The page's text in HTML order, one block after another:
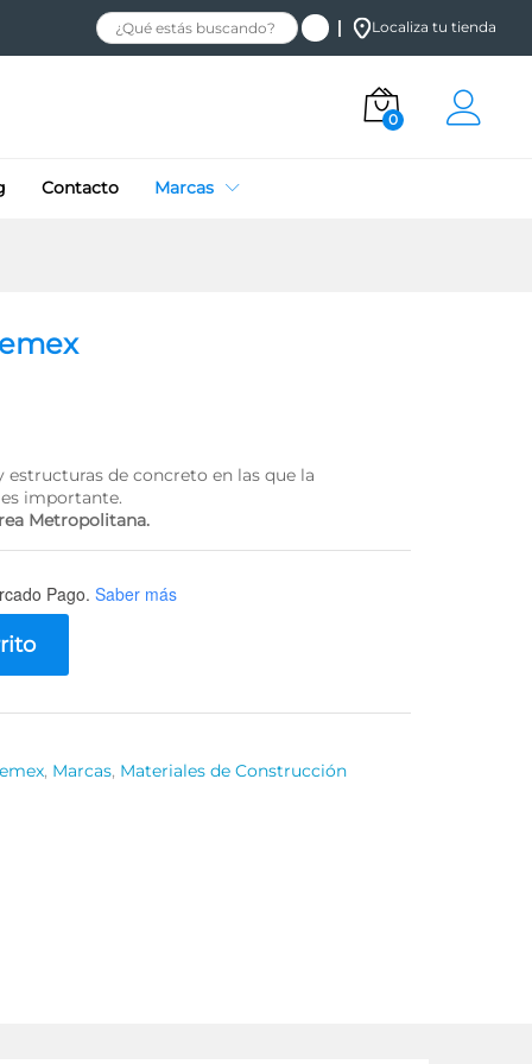
Localiza tu tienda
0
Contacto Marcas
de concreto en las que la
importante.
Metropolitana.
Pago. Saber más
, Marcas, Materiales de Construcción
7,600.00 + IVA Añadir al carrito